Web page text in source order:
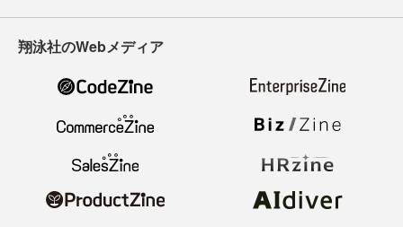
翔泳社のWebメディア